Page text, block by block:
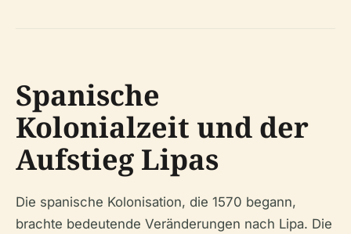
Spanische
Kolonialzeit und der
Aufstieg Lipas
Die spanische Kolonisation, die 1570 begann,
brachte bedeutende Veränderungen nach Lipa. Die